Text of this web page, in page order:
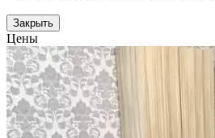
Закрыть
Цены